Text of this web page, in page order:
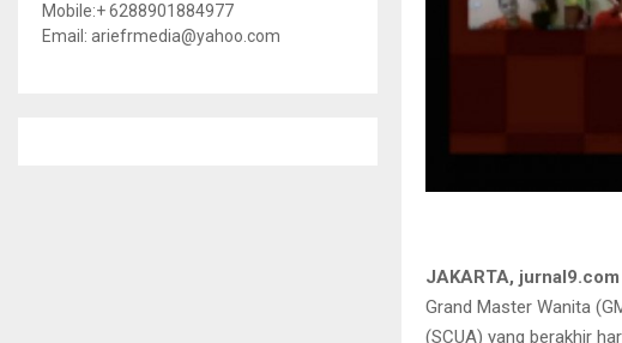
JAKARTA,
Grand Master Wanita
(SCUA) yang berakhir
Mobile:+ 6288901884977
Email: ariefrmedia@yahoo.com